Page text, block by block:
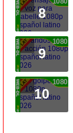
8
9
1080p
10
1080p